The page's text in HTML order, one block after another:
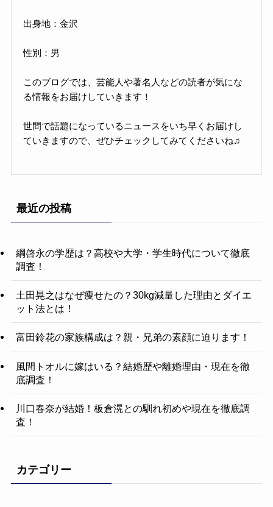
出身地：金沢
性別：男
このブログでは、芸能人や著名人などの読者が気にな
る情報をお届けしていきます！
世間で話題になっているニュースをいち早くお届けし
ていきますので、ぜひチェックしてみてくださいね♫
最近の投稿
綱啓永の学歴は？高校や大学・学生時代について徹底
調査！
土田晃之はなぜ痩せたの？30kg減量した理由とダイエ
ット法とは！
富田鈴花の家族構成は？親・兄弟の素顔に迫ります！
風間トオルに嫁はいる？結婚歴や離婚理由・現在を徹
底調査！
川口春奈が結婚！板倉滉との馴れ初めや現在を徹底調
査！
カテゴリー